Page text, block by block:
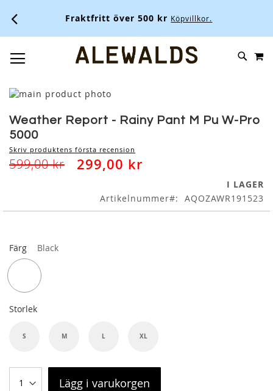
Fraktfritt över 500 kr Köpvillkor.
SKIP
Skip
the
end
of
the
images
to
the
beginning
of
the
Weather Report - Rainy Pant M Pu W-Pro
5000
Skriv produktens första recension
599,00 kr 299,00 kr
I LAGER
Artikelnummer
AQOZAWR191523
Färg Black
Storlek
S M L XL
Lägg i varukorgen